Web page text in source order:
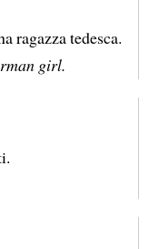
ragazza tedesca.
girl.